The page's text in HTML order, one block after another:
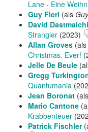
Lane - Eine
Guy Fieri (als
David
Strangler (2023)
Allan Groves (als
Christmas. Ever!
Jelle De Beule
Gregg
Quantumania
Jean Boronat (als
Mario Cantone
Krabbenteuer
Patrick Fischler